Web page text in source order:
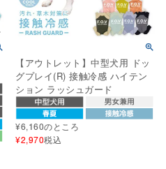
【アウトレット】中型犬用 ドッ
グプレイ(R) 接触冷感 ハイテン
ション ラッシュガード
¥6,160のところ
¥2,970税込